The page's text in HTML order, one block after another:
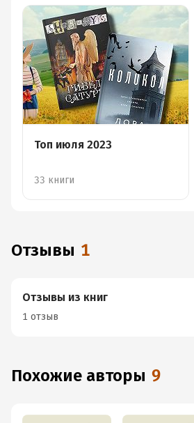
Топ июля 2023
33 книги
Отзывы 1
Отзывы из книг
1 отзыв
Похожие авторы 9